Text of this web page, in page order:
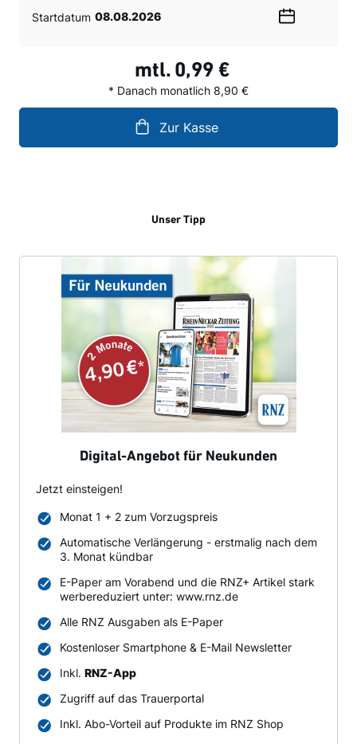
Startdatum
mtl. 0,99 €
* Danach monatlich 8,90 €
Zur Kasse
Unser Tipp
Digital-Angebot für Neukunden
Jetzt einsteigen!
Monat 1 + 2 zum Vorzugspreis
Automatische Verlängerung - erstmalig nach dem
3. Monat kündbar
E-Paper am Vorabend und die RNZ+ Artikel stark
werbereduziert unter: www.rnz.de
Alle RNZ Ausgaben als E-Paper
Kostenloser Smartphone & E-Mail Newsletter
Inkl. RNZ-App
Zugriff auf das Trauerportal
Inkl. Abo-Vorteil auf Produkte im RNZ Shop